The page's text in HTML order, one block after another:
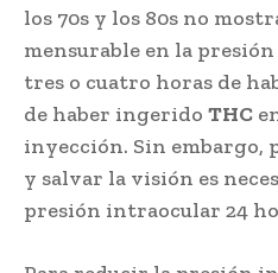
los 70s y los 80s no
mensurable en la
tres o cuatro horas de
de haber ingerido THC
inyección. Sin embargo,
y salvar la visión es
presión intraocular 24